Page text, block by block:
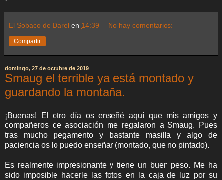
El Sobaco de Darel en 14:39 No hay comentarios:
Compartir
domingo, 27 de octubre de 2019
Smaug el terrible ya está montado y
guardando la montaña.
¡Buenas! El otro día os enseñé aquí que mis amigos y
compañeros de asociación me regalaron a Smaug. Pues
tras mucho pegamento y bastante masilla y algo de
paciencia os lo puedo enseñar (montado, que no pintado).
Es realmente impresionante y tiene un buen peso. Me ha
sido imposible hacerle las fotos en la caja de luz por su